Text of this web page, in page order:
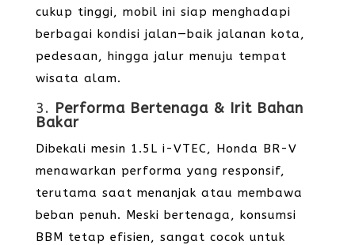
cukup tinggi, mobil ini siap menghadapi
berbagai kondisi jalan—baik jalanan kota,
pedesaan, hingga jalur menuju tempat
wisata alam.
3. Performa Bertenaga & Irit Bahan
Bakar
Dibekali mesin 1.5L i-VTEC, Honda BR-V
menawarkan performa yang responsif,
terutama saat menanjak atau membawa
beban penuh. Meski bertenaga, konsumsi
BBM tetap efisien, sangat cocok untuk